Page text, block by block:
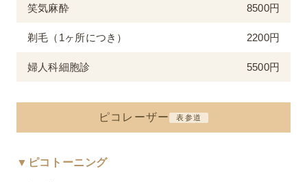
笑気麻酔 8500円
剃毛（1ヶ所につき） 2200円
婦人科細胞診 5500円
ピコレーザー 表参道
▼ピコトーニング